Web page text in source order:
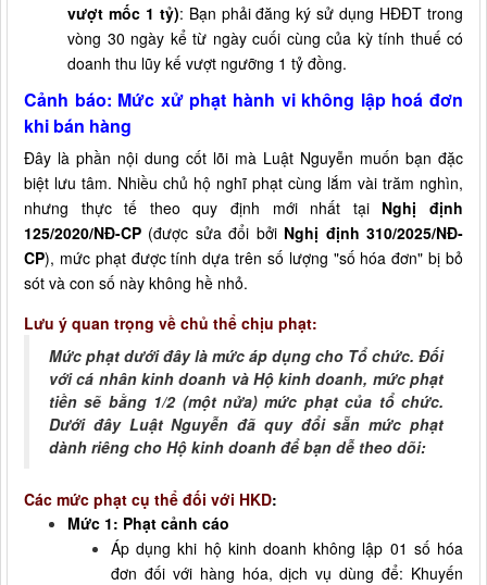
vượt mốc 1 tỷ): Bạn phải đăng ký sử dụng HĐĐT trong
vòng 30 ngày kể từ ngày cuối cùng của kỳ tính thuế có
doanh thu lũy kế vượt ngưỡng 1 tỷ đồng.
Cảnh báo: Mức xử phạt hành vi không lập hoá đơn
khi bán hàng
Đây là phần nội dung cốt lõi mà Luật Nguyễn muốn bạn đặc
biệt lưu tâm. Nhiều chủ hộ nghĩ phạt cùng lắm vài trăm nghìn,
nhưng thực tế theo quy định mới nhất tại Nghị định
125/2020/NĐ-CP (được sửa đổi bởi Nghị định 310/2025/NĐ-
CP), mức phạt được tính dựa trên số lượng "số hóa đơn" bị bỏ
sót và con số này không hề nhỏ.
Lưu ý quan trọng về chủ thể chịu phạt:
Mức phạt dưới đây là mức áp dụng cho Tổ chức. Đối
với cá nhân kinh doanh và Hộ kinh doanh, mức phạt
tiền sẽ bằng 1/2 (một nửa) mức phạt của tổ chức.
Dưới đây Luật Nguyễn đã quy đổi sẵn mức phạt
dành riêng cho Hộ kinh doanh để bạn dễ theo dõi:
Các mức phạt cụ thể đối với HKD:
Mức 1: Phạt cảnh cáo
Áp dụng khi hộ kinh doanh không lập 01 số hóa
đơn đối với hàng hóa, dịch vụ dùng để: Khuyến